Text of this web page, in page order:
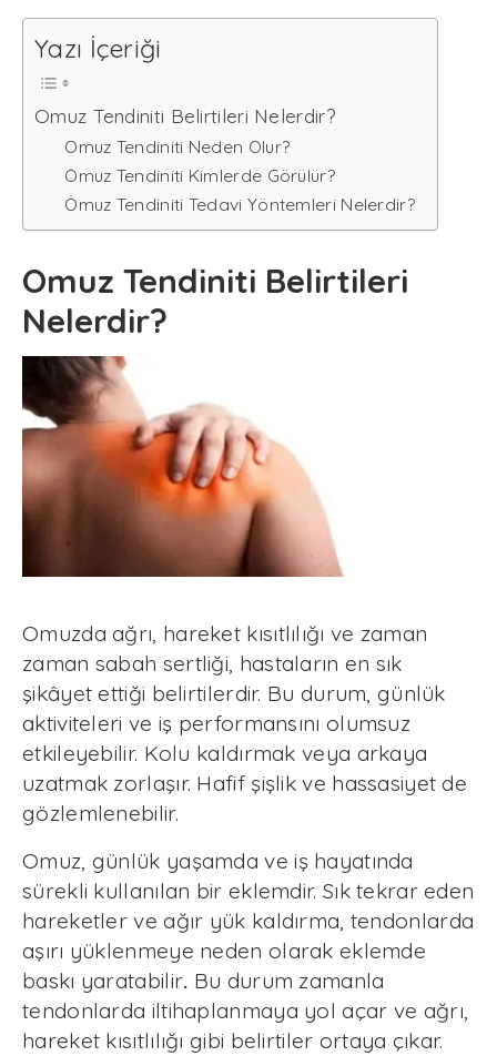
Yazı İçeriği
Omuz Tendiniti Belirtileri Nelerdir?
Omuz Tendiniti Neden Olur?
Omuz Tendiniti Kimlerde Görülür?
Omuz Tendiniti Tedavi Yöntemleri Nelerdir?
Omuz Tendiniti Belirtileri
Nelerdir?
Omuzda ağrı, hareket kısıtlılığı ve zaman
zaman sabah sertliği, hastaların en sık
şikâyet ettiği belirtilerdir. Bu durum, günlük
aktiviteleri ve iş performansını olumsuz
etkileyebilir. Kolu kaldırmak veya arkaya
uzatmak zorlaşır. Hafif şişlik ve hassasiyet de
gözlemlenebilir.
Omuz, günlük yaşamda ve iş hayatında
sürekli kullanılan bir eklemdir. Sık tekrar eden
hareketler ve ağır yük kaldırma, tendonlarda
aşırı yüklenmeye neden olarak eklemde
baskı yaratabilir. Bu durum zamanla
tendonlarda iltihaplanmaya yol açar ve ağrı,
hareket kısıtlılığı gibi belirtiler ortaya çıkar.